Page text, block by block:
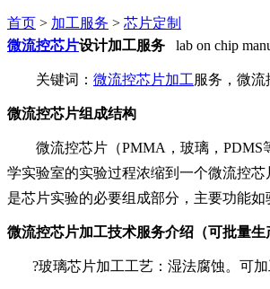
首页 > 加工服务 > 芯片定制
微流控芯片设计加工服务 lab on chip
关键词： 微流控芯片加工服务，微
微流控芯片组成结构
微流控芯片（PMMA， 玻璃， PDMS
学实验室的实验过程浓缩到一个微流控
是芯片实验的必要组成部分，主要功能
微流控芯片加工技术服务介绍（可批量生
?玻璃芯片加工工艺：湿法腐蚀。可